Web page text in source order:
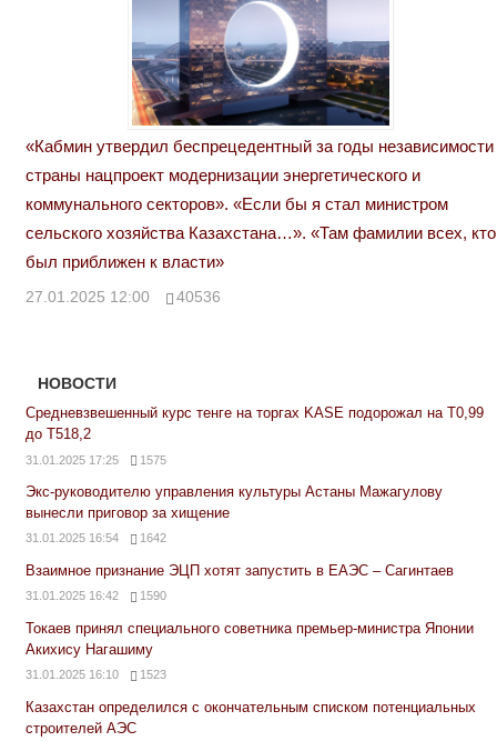
«Кабмин утвердил беспрецедентный за годы независимости
страны нацпроект модернизации энергетического и
коммунального секторов». «Если бы я стал министром
сельского хозяйства Казахстана…». «Там фамилии всех, кто
был приближен к власти»
27.01.2025 12:00 40536
НОВОСТИ
Средневзвешенный курс тенге на торгах KASE подорожал на Т0,99
до Т518,2
31.01.2025 17:25 1575
Экс-руководителю управления культуры Астаны Мажагулову
вынесли приговор за хищение
31.01.2025 16:54 1642
Взаимное признание ЭЦП хотят запустить в ЕАЭС – Сагинтаев
31.01.2025 16:42 1590
Токаев принял специального советника премьер-министра Японии
Акихису Нагашиму
31.01.2025 16:10 1523
Казахстан определился с окончательным списком потенциальных
строителей АЭС